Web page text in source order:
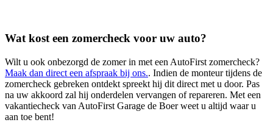
Wat kost een zomercheck voor uw auto?
Wilt u ook onbezorgd de zomer in met een AutoFirst zomercheck?
Maak dan direct een afspraak bij ons.. Indien de monteur tijdens de
zomercheck gebreken ontdekt spreekt hij dit direct met u door. Pas
na uw akkoord zal hij onderdelen vervangen of repareren. Met een
vakantiecheck van AutoFirst Garage de Boer weet u altijd waar u
aan toe bent!